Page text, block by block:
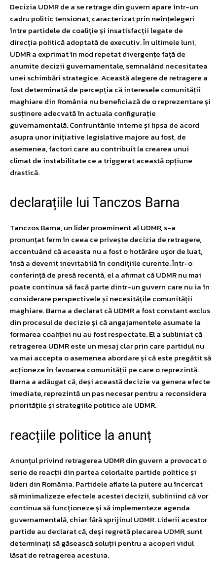
Decizia UDMR de a se retrage din guvern apare într-un
cadru politic tensionat, caracterizat prin neînțelegeri
între partidele de coaliție și insatisfacții legate de
direcția politică adoptată de executiv. În ultimele luni,
UDMR a exprimat în mod repetat divergențe față de
anumite decizii guvernamentale, semnalând necesitatea
unei schimbări strategice. Această alegere de retragere a
fost determinată de percepția că interesele comunității
maghiare din România nu beneficiază de o reprezentare și
susținere adecvată în actuala configurație
guvernamentală. Confruntările interne și lipsa de acord
asupra unor inițiative legislative majore au fost, de
asemenea, factori care au contribuit la crearea unui
climat de instabilitate ce a triggerat această opțiune
drastică.
declarațiile lui Tanczos Barna
Tanczos Barna, un lider proeminent al UDMR, s-a
pronunțat ferm în ceea ce privește decizia de retragere,
accentuând că aceasta nu a fost o hotărâre ușor de luat,
însă a devenit inevitabilă în condițiile curente. Într-o
conferință de presă recentă, el a afirmat că UDMR nu mai
poate continua să facă parte dintr-un guvern care nu ia în
considerare perspectivele și necesitățile comunității
maghiare. Barna a declarat că UDMR a fost constant exclus
din procesul de decizie și că angajamentele asumate la
formarea coaliției nu au fost respectate. El a subliniat că
retragerea UDMR este un mesaj clar prin care partidul nu
va mai accepta o asemenea abordare și că este pregătit să
acționeze în favoarea comunității pe care o reprezintă.
Barna a adăugat că, deși această decizie va genera efecte
imediate, reprezintă un pas necesar pentru a reconsidera
prioritățile și strategiile politice ale UDMR.
reacțiile politice la anunț
Anunțul privind retragerea UDMR din guvern a provocat o
serie de reacții din partea celorlalte partide politice și
lideri din România. Partidele aflate la putere au încercat
să minimalizeze efectele acestei decizii, subliniind că vor
continua să funcționeze și să implementeze agenda
guvernamentală, chiar fără sprijinul UDMR. Liderii acestor
partide au declarat că, deși regretă plecarea UDMR, sunt
determinați să găsească soluții pentru a acoperi vidul
lăsat de retragerea acestuia.